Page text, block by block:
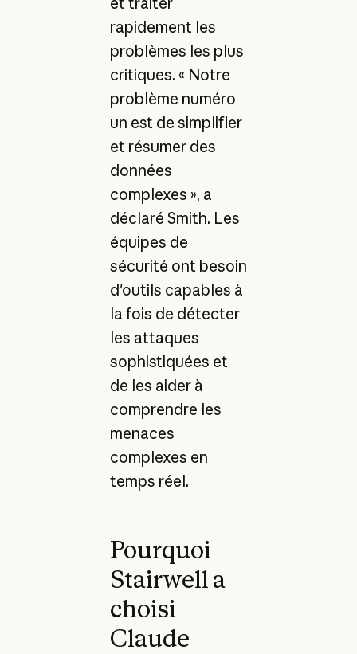
rapidement les
problèmes les plus
critiques. « Notre
problème numéro
un est de simplifier
et résumer des
données
complexes », a
déclaré Smith. Les
équipes de
sécurité ont besoin
d'outils capables à
la fois de détecter
les attaques
sophistiquées et
de les aider à
comprendre les
menaces
complexes en
temps réel.
Pourquoi
Stairwell a
choisi
Claude